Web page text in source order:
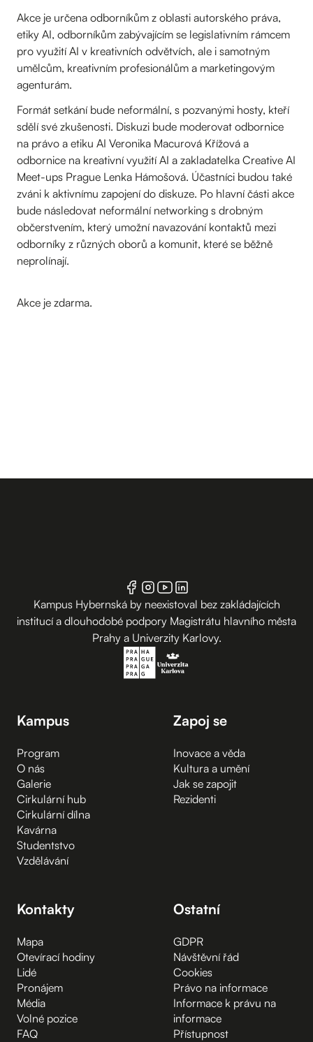
Akce je určena odborníkům z oblasti autorského práva,
etiky AI, odborníkům zabývajícím se legislativním rámcem
pro využití AI v kreativních odvětvích, ale i samotným
umělcům, kreativním profesionálům a marketingovým
agenturám.
Formát setkání bude neformální, s pozvanými hosty, kteří
sdělí své zkušenosti. Diskuzi bude moderovat odbornice
na právo a etiku AI Veronika Macurová Křížová a
odbornice na kreativní využití AI a zakladatelka Creative AI
Meet-ups Prague Lenka Hámošová. Účastníci budou také
zváni k aktivnímu zapojení do diskuze. Po hlavní části akce
bude následovat neformální networking s drobným
občerstvením, který umožní navazování kontaktů mezi
odborníky z různých oborů a komunit, které se běžně
neprolínají.
Akce je zdarma.
Kampus Hybernská by neexistoval bez zakládajících
institucí a dlouhodobé podpory Magistrátu hlavního města
Prahy a Univerzity Karlovy.
Kampus
Program
O nás
Galerie
Cirkulární hub
Cirkulární dílna
Kavárna
Studentstvo
Vzdělávání
Zapoj se
Inovace a věda
Kultura a umění
Jak se zapojit
Rezidenti
Kontakty
Mapa
Otevírací hodiny
Lidé
Pronájem
Média
Volné pozice
FAQ
Ostatní
GDPR
Návštěvní řád
Cookies
Právo na informace
Informace k právu na
informace
Přístupnost